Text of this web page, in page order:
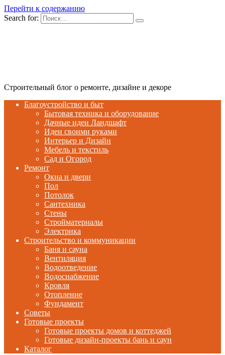
Перейти к содержанию
Search for:
Строительный блог о ремонте, дизайне и декоре
Благоустройство и быт
Бытовая техника и оборудование
Дачные идеи Ландшафт
Идеи своими руками
Интерьер и Дизайн
Мебель и текстиль
Сад и Огород
Ремонт
Окна и двери
Пол
Потолок
Сантехника
Стены
Стройматериалы
Электрика
Строительство и коммуникации
Баня и сауна
Вентиляция
Водоотведение
Водоснабжение
Кровля
Отопление
Фундамент
Советы
Готовые проекты
Готовые проекты домов и коттеджей
Готовые дизайн-проекты бань и саун
Каталог